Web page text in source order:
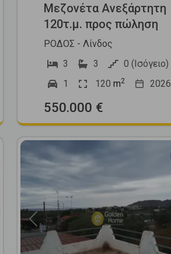
Μεζονέτα Ανεξάρτητη
120τ.μ. προς πώληση
ΡΟΔΟΣ - Λίνδος
3
3
0 (Ισόγειο)
1
120 m2 2026
550.000 €
Previous